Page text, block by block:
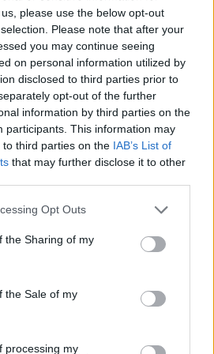
please use the below opt-out
Please note that after your
you may continue seeing
on personal information utilized by
disclosed to third parties prior to
opt-out of the further
information by third parties on the
participants. This information may
third parties on the IAB’s List of
that may further disclose it to other
Opt Outs
the Sharing of my
the Sale of my
processing my
vill vara anonym.
Två maskerade män
verkar vara våld – in en
iväg. Ett vittne ringer genast
kidnappningen.
presstalesperson, så
en man släpades in i ett
visade sig var en man som
svensexa.
utretts fick sällskapet
ingick i giftermålets bojor.